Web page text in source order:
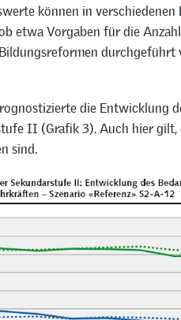
können in
etwa Vorgaben für die
die Entwicklung
II (Grafik 3). Auch hier
sind.